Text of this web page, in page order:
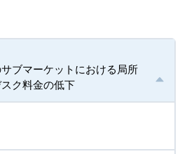
ブマーケットにおける局所
ク料金の低下